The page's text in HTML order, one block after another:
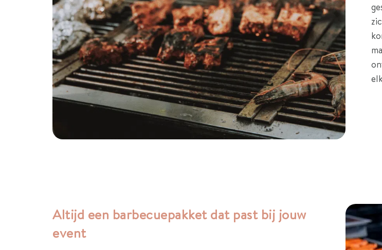
Altijd een barbecuepakket dat past bij jouw
event